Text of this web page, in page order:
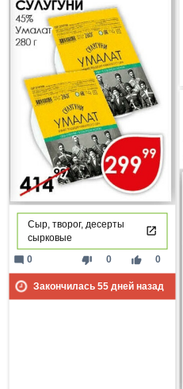
Сыр, творог, десерты
сырковые
thumb_down 0 thumb_up 0
mode_comment 0
Закончилась 55дней назад